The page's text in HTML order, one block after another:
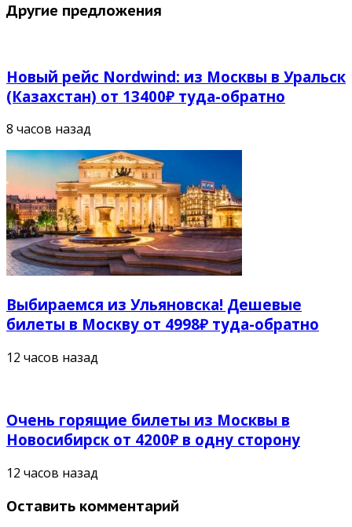
Другие предложения
Новый рейс Nordwind: из Москвы в Уральск
(Казахстан) от 13400₽ туда-обратно
8 часов назад
Выбираемся из Ульяновска! Дешевые
билеты в Москву от 4998₽ туда-обратно
12 часов назад
Очень горящие билеты из Москвы в
Новосибирск от 4200₽ в одну сторону
12 часов назад
Оставить комментарий